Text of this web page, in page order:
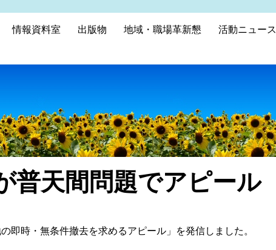
情報資料室 出版物 地域・職場革新懇 活動ニュース
普天間問題でアピール
即時・無条件撤去を求めるアピール」を発信しました。